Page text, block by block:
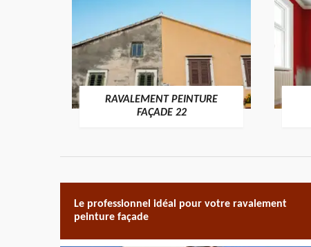
RAVALEMENT PEINTURE
FAÇADE 22
Le professionnel idéal pour votre ravalement
peinture façade